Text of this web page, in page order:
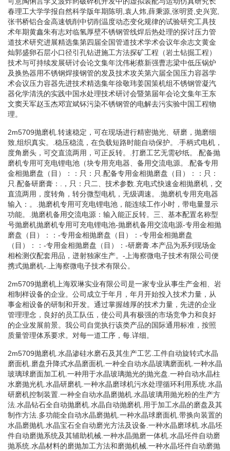
春理工大学学报自然科学版年期陈明,袁人炜,薛秉源,张明贤,史兴宽,
张书桥铝合金高速铣削中切削温度动态变化规律的试验研究工具技
术年期黄鑫朱有志对临氢厚壁不锈钢管线焊后热处理的探讨压力管
道技术研究进展精选集第四届全国管道技术学术会议年余志文黄金
灿郭盛卵石层小口径引孔钻进施工方法探矿工程（岩土钻掘工程）
技术与可持续发展研讨会论文集年沈伟彬蔡新强曹志梁中低压锅炉
及换热器用不锈钢焊接钢管的发及技术攻关第六届全国压力容器学
术会议压力容器先进技术精选集年徐敬玮姜国策机组不锈钢管凝汽
器化学清洗的实践中国水处理技术研讨会暨第届年会论文集年王东
文窦天军赵玉杰邓宜斌钚污染不锈钢管的电解去污实验中国工程物
理。
2m5709抛磨机.转速稳定，可在现场进行精密抛光、研磨，抛磨细
致,组织真实。.稳压稳流，在负载短路时能自动保护。.手柄式电机，
度角磨头，可交直流两用，可正反转。.打磨工艺无需砂纸。.配备抛
磨机专用可充电锂电池（块专用充电器、备用交流电源。.配备专用
金相抛磨盘（目）：：只：只.配备专用金相抛磨盘（目）：：只：
只.配备研磨膏：.，只：只二、技术参数.充电式快速金相抛磨机，交
直流两用，度转角，转分微型电机，无级调速。.抛磨机专用充电器
输入：。.抛磨机专用可充电锂电池，能连续工作小时，带电量显示
功能。.抛磨机备用交流电源：输入能正反转。三、基本配置名称型
号抛磨机抛磨机专用可充电锂电池-抛磨机备用交流电源-专用金相抛
磨盘（目）：：-专用金相抛磨盘（目）：-专用金相抛磨盘
（目）：：-专用金相抛磨盘（目）：-研磨膏.本产品为系列现场金
相检测仪配套用品，迸射独家生产。-上海察微电子技术有限公司便
携式抛磨机-.上海察微电子技术有限公。
2m5709抛磨机上海双琳实业有限公司是一家专业从事生产金相、岩
相制样设备的企业。公司成立于年月，年月开始投入技术力量，从
事金相设备的研制和开发。通过掌握雄厚的技术力量，先进的企业
管理理念，良好的员工队伍，使公司具有极强的市场竞争力和良好
的企业发展前景。我公司自觉执行该类产品的国际通用标准，按照
质量管理体系要求。对每一道工序，每.详细。
2m5709抛磨机.水晶渗硅水磨石及其生产工艺.工件自动旋转式水晶
磨面机.磨盘升降式水晶磨面机.一种全自动水晶玻璃磨面机.一种水晶
玻璃球磨面加工机.一种用于水晶玻璃抛光的抛光盘.一种自动水晶柱
水磨抛光机.水晶研磨机.一种水晶磨球机污水处理循环利用系统.水晶
研磨机控制装置.一种全自动水晶磨抛机.水晶玻璃用抛光粉的生产方
法.水晶钻石全自动抛磨机.水晶自动抛磨机.用于加工水晶的磨盘及其
制作方法.多功能全自动水晶磨抛机.一种水晶球磨面机.带换向装置的
水晶磨抛机.水晶宝石全自动磨光方法及设备.一种水晶磨球机.水晶坯
件自动磨抛系统及其辅助机械.一种水晶抛磨一体机.水晶坯件自动磨
抛系统.水晶材料的磨抛加工方法和磨抛机械.一种水晶坯件自动磨抛